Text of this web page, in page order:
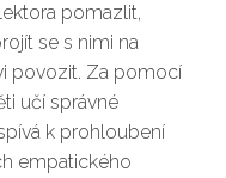
pomazlit,
se s nimi na
povozit. Za pomocí
učí správné
k prohloubení
empatického